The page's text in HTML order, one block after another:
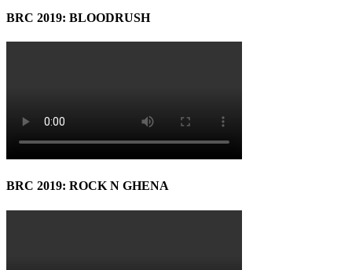
BRC 2019: BLOODRUSH
BRC 2019: ROCK N GHENA